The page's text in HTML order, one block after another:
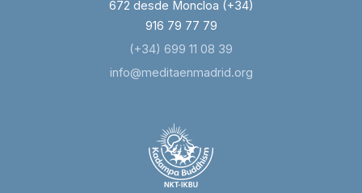
672 desde Moncloa (+34)
916 79 77 79
(+34) 699 11 08 39
info@meditaenmadrid.org